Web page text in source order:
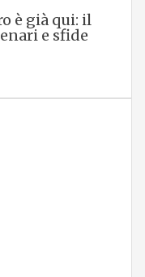
è già qui: il
e sfide